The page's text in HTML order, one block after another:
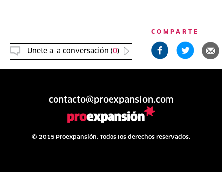
Únete a la conversación (0)
COMPARTE
contacto@proexpansion.com
© 2015 Proexpansión. Todos los derechos reservados.